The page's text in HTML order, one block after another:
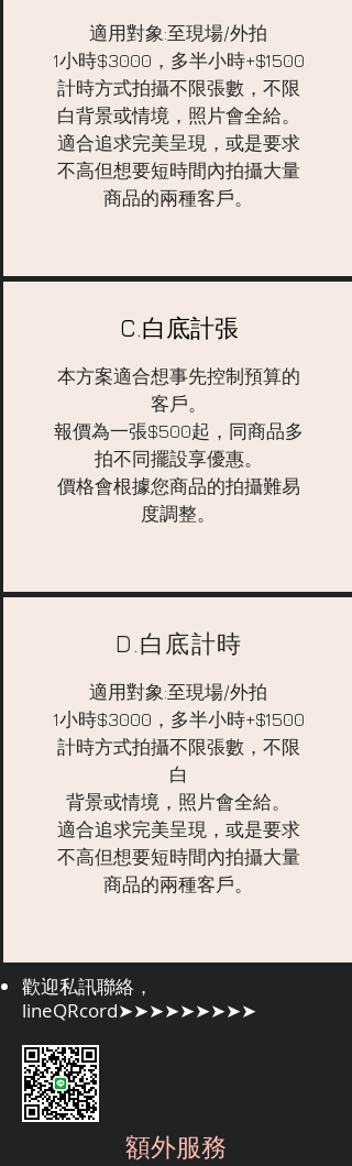
適用對象:至現場/外拍
1小時$3000，多半小時+$1500
計時方式拍攝不限張數，不限
白背景或情境，照片會全給。
適合追求完美呈現，或是要求
不高但想要短時間內拍攝大量
商品的兩種客戶。
C.白底計張
本方案適合想事先控制預算的
客戶。
報價為一張$500起，同商品多
拍不同擺設享優惠。
價格會根據您商品的拍攝難易
度調整。
D.白底計時
適用對象:至現場/外拍
1小時$3000，多半小時+$1500
計時方式拍攝不限張數，不限
白
背景或情境，照片會全給。
適合追求完美呈現，或是要求
不高但想要短時間內拍攝大量
商品的兩種客戶。
歡迎私訊聯絡，
lineQRcord➤➤➤➤➤➤➤➤➤
額外服務